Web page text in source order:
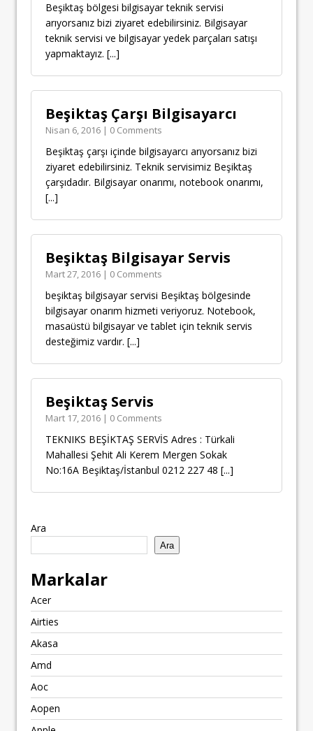
Beşiktaş bölgesi bilgisayar teknik servisi
arıyorsanız bizi ziyaret edebilirsiniz. Bilgisayar
teknik servisi ve bilgisayar yedek parçaları satışı
yapmaktayız. [...]
Beşiktaş Çarşı Bilgisayarcı
Nisan 6, 2016 | 0 Comments
Beşiktaş çarşı içinde bilgisayarcı arıyorsanız bizi
ziyaret edebilirsiniz. Teknik servisimiz Beşiktaş
çarşıdadır. Bilgisayar onarımı, notebook onarımı,
[...]
Beşiktaş Bilgisayar Servis
Mart 27, 2016 | 0 Comments
beşiktaş bilgisayar servisi Beşiktaş bölgesinde
bilgisayar onarım hizmeti veriyoruz. Notebook,
masaüstü bilgisayar ve tablet için teknik servis
desteğimiz vardır. [...]
Beşiktaş Servis
Mart 17, 2016 | 0 Comments
TEKNIKS BEŞİKTAŞ SERVİS Adres : Türkali
Mahallesi Şehit Ali Kerem Mergen Sokak
No:16A Beşiktaş/İstanbul 0212 227 48 [...]
Ara
Ara
Markalar
Acer
Airties
Akasa
Amd
Aoc
Aopen